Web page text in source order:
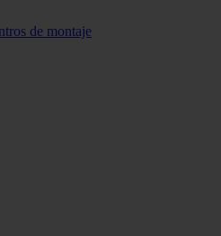
de montaje